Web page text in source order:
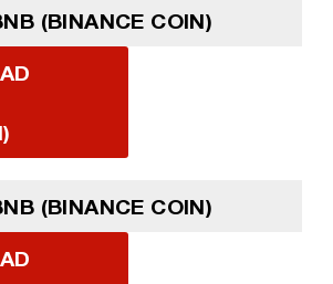
(BINANCE COIN)
(BINANCE COIN)